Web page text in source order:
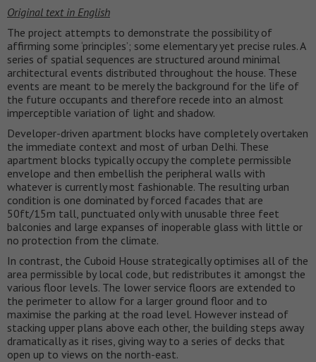
Original text in English
The project attempts to demonstrate the possibility of
affirming some ‘principles’; some elementary yet precise rules. A
series of spatial sequences are structured around minimal
architectural events distributed throughout the house. These
events are meant to be merely the background for the life of
the future occupants and therefore recede into an almost
imperceptible variation of light and shadow.
Developer-driven apartment blocks have completely overtaken
the immediate context and most of urban Delhi. These
apartment blocks typically occupy the complete permissible
envelope and then embellish the peripheral walls with
whatever is currently most fashionable. The resulting urban
condition is one dominated by forced facades that are
50ft/15m tall, punctuated only with unusable three feet
balconies and large expanses of inoperable glass with little or
no protection from the climate.
In contrast, the Cuboid House strategically optimises all of the
area permissible by local code, but redistributes it amongst the
various floor levels. The lower service floors are extended to
the perimeter to allow for a larger ground floor and to
maximise the parking at the road level. However instead of
stacking upper plans above each other, the building steps away
dramatically as it rises, giving way to a series of decks that
open up to views on the north-east.